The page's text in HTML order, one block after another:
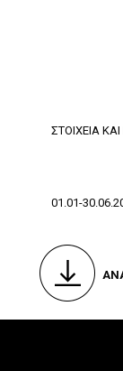
ΣΤΟΙΧΕΙΑ
01.01-